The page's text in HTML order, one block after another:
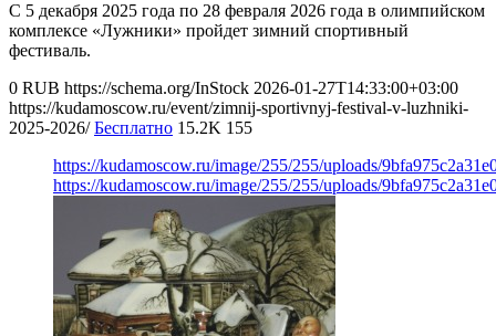
С 5 декабря 2025 года по 28 февраля 2026 года в олимпийском
комплексе «Лужники» пройдет зимний спортивный
фестиваль.
0 RUB https://schema.org/InStock 2026-01-27T14:33:00+03:00
https://kudamoscow.ru/event/zimnij-sportivnyj-festival-v-luzhniki-
2025-2026/ Бесплатно 15.2K 155
https://kudamoscow.ru/image/255/255/uploads/
https://kudamoscow.ru/image/255/255/uploads/